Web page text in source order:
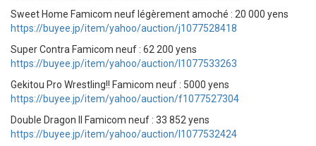
Sweet Home Famicom neuf légèrement amoché : 20 000 yens
https://buyee.jp/item/yahoo/auction/j1077528418
Super Contra Famicom neuf : 62 200 yens
https://buyee.jp/item/yahoo/auction/l1077533263
Gekitou Pro Wrestling!! Famicom neuf : 5000 yens
https://buyee.jp/item/yahoo/auction/f1077527304
Double Dragon II Famicom neuf : 33 852 yens
https://buyee.jp/item/yahoo/auction/l1077532424